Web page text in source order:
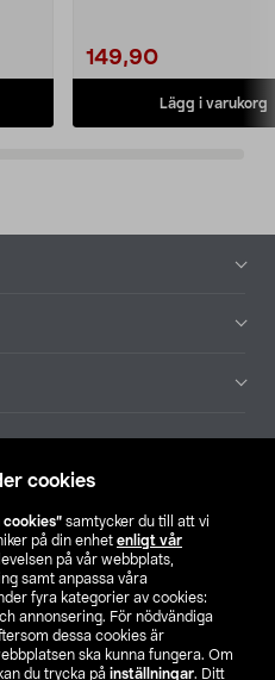
cookies
samtycker du till att vi
på din enhet enligt vår
på vår webbplats,
samt anpassa våra
fyra kategorier av cookies:
annonsering. För nödvändiga
dessa cookies är
ska kunna fungera. Om
du trycka på inställningar. Ditt
149,90
Lägg i varukorg
butik
FI